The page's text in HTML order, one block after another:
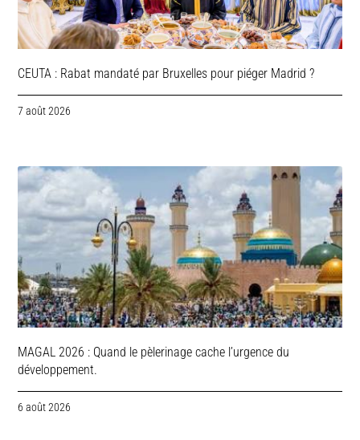
CEUTA : Rabat mandaté par Bruxelles pour piéger Madrid ?
7 août 2026
MAGAL 2026 : Quand le pèlerinage cache l’urgence du
développement.
6 août 2026